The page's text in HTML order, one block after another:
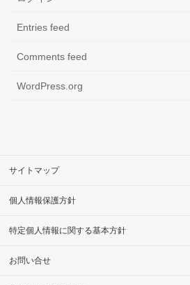
Entries feed
Comments feed
WordPress.org
サイトマップ
個人情報保護方針
特定個人情報に関する基本方針
お問い合せ